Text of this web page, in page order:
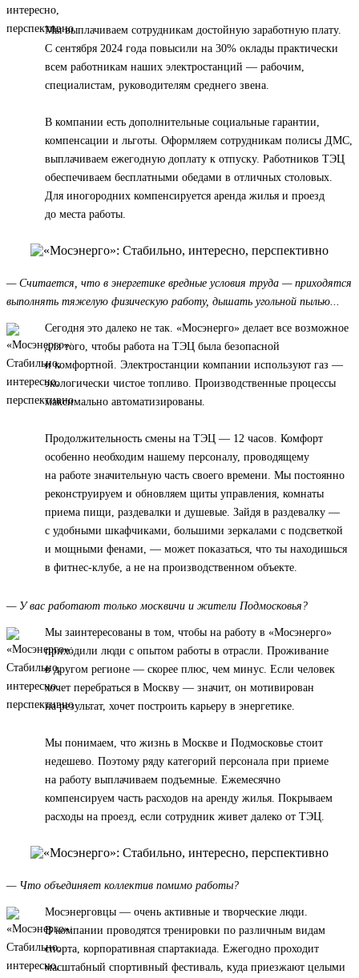
Мы выплачиваем сотрудникам достойную заработную плату.
С сентября 2024 года повысили на 30% оклады практически
всем работникам наших электростанций — рабочим,
специалистам, руководителям среднего звена.
В компании есть дополнительные социальные гарантии,
компенсации и льготы. Оформляем сотрудникам полисы ДМС,
выплачиваем ежегодную доплату к отпуску. Работников ТЭЦ
обеспечиваем бесплатными обедами в отличных столовых.
Для иногородних компенсируется аренда жилья и проезд
до места работы.
— Считается, что в энергетике вредные условия труда — приходятся
выполнять тяжелую физическую работу, дышать угольной пылью...
Сегодня это далеко не так. «Мосэнерго» делает все возможное
для того, чтобы работа на ТЭЦ была безопасной
и комфортной. Электростанции компании используют газ —
экологически чистое топливо. Производственные процессы
максимально автоматизированы.
Продолжительность смены на ТЭЦ — 12 часов. Комфорт
особенно необходим нашему персоналу, проводящему
на работе значительную часть своего времени. Мы постоянно
реконструируем и обновляем щиты управления, комнаты
приема пищи, раздевалки и душевые. Зайдя в раздевалку —
с удобными шкафчиками, большими зеркалами с подсветкой
и мощными фенами, — может показаться, что ты находишься
в фитнес-клубе, а не на производственном объекте.
— У вас работают только москвичи и жители Подмосковья?
Мы заинтересованы в том, чтобы на работу в «Мосэнерго»
приходили люди с опытом работы в отрасли. Проживание
в другом регионе — скорее плюс, чем минус. Если человек
хочет перебраться в Москву — значит, он мотивирован
на результат, хочет построить карьеру в энергетике.
Мы понимаем, что жизнь в Москве и Подмосковье стоит
недешево. Поэтому ряду категорий персонала при приеме
на работу выплачиваем подъемные. Ежемесячно
компенсируем часть расходов на аренду жилья. Покрываем
расходы на проезд, если сотрудник живет далеко от ТЭЦ.
— Что объединяет коллектив помимо работы?
Мосэнерговцы — очень активные и творческие люди.
В компании проводятся тренировки по различным видам
спорта, корпоративная спартакиада. Ежегодно проходит
масштабный спортивный фестиваль, куда приезжают целыми